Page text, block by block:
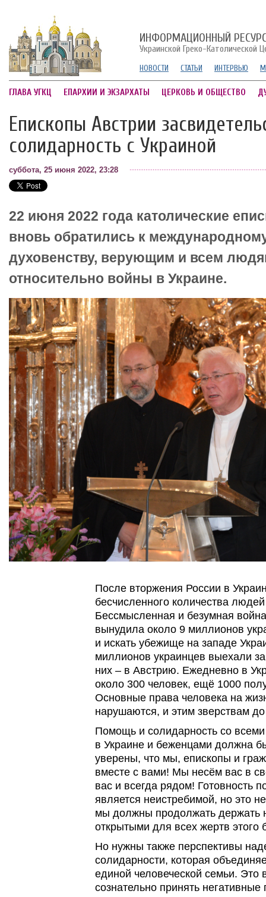
ИНФОРМАЦИОННЫЙ
Украинской Греко-Католической
НОВОСТИ СТАТЬИ ИНТЕРВЬЮ
ГЛАВА УГКЦ ЕПАРХИИ И ЭКЗАРХАТЫ ЦЕРКОВЬ И ОБЩЕСТВО
Епископы Австрии
солидарность с Украиной
суббота, 25 июня 2022, 23:28
22 июня 2022 года католические
вновь обратились к
духовенству, верующим и всем
относительно войны в Украине.
После вторжения России в
бесчисленного количества
Бессмысленная и безумная
вынудила около 9 миллионов
и искать убежище на западе
миллионов украинцев выехали
них – в Австрию. Ежедневно в
около 300 человек, ещё 1000
Основные права человека на
нарушаются, и этим зверствам
Помощь и солидарность со
в Украине и беженцами должна
уверены, что мы, епископы и
вместе с вами! Мы несём вас в
вас и всегда рядом! Готовность
является неистребимой, но это
мы должны продолжать держать
открытыми для всех жертв этого
Но нужны также перспективы
солидарности, которая
единой человеческой семьи. Это
сознательно принять